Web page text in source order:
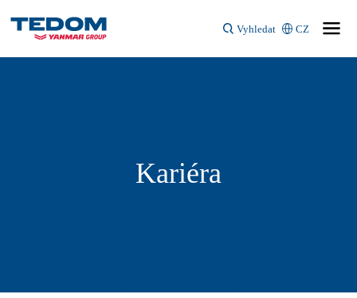
Vyhledat CZ
Kariéra